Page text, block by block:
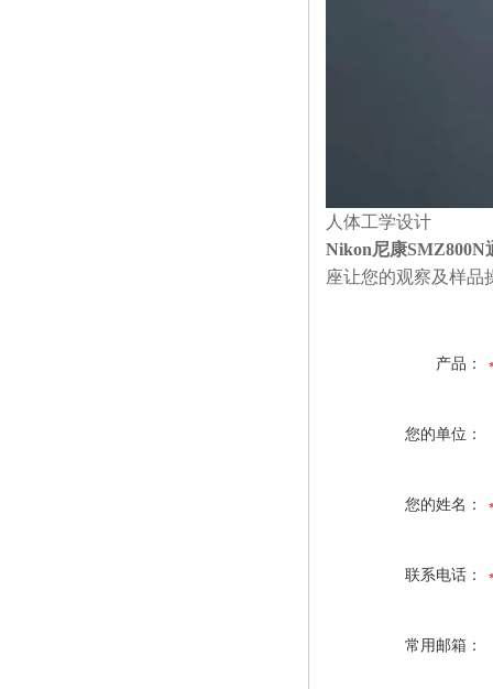
人体工学设计
Nikon尼康SMZ800N
座让您的观察及样品
产品：
您的单位：
您的姓名：
联系电话：
常用邮箱：